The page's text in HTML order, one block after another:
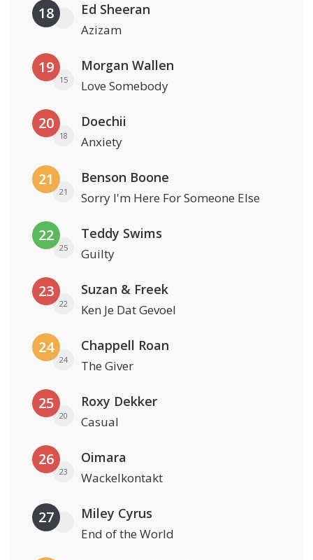
18 Ed Sheeran
Azizam
19
15
Morgan Wallen
Love Somebody
20
18
Doechii
Anxiety
21
21
Benson Boone
Sorry I'm Here For Someone Else
22
25
Teddy Swims
Guilty
23
22
Suzan & Freek
Ken Je Dat Gevoel
24
24
Chappell Roan
The Giver
25
20
Roxy Dekker
Casual
26
23
Oimara
Wackelkontakt
27 Miley Cyrus
End of the World